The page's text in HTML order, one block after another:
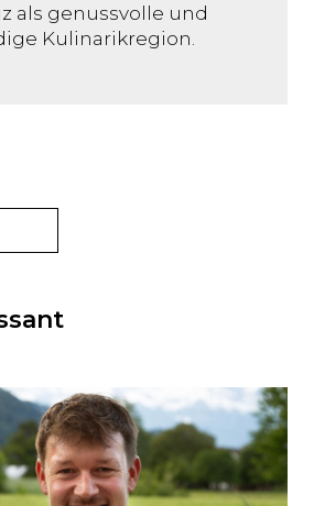
als genussvolle und
Kulinarikregion.